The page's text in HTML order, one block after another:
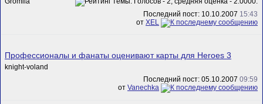
Последний пост: 10.10.2007 15:43
от XEL
Профессионалы и фанаты оценивают карты для Heroes 3
knight-voland
Последний пост: 05.10.2007 09:59
от Vanechka